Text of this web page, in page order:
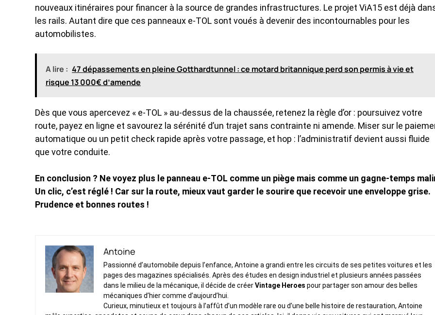
nouveaux itinéraires pour financer à la source de grandes infrastructures. Le projet ViA15 est déjà
les rails. Autant dire que ces panneaux e-TOL sont voués à devenir des incontournables pour les
automobilistes.
A lire : 47 dépassements en pleine Gotthardtunnel : ce motard britannique perd son permis à vie et
risque 13 000€ d’amende
Dès que vous apercevez « e-TOL » au-dessus de la chaussée, retenez la règle d’or : poursuivez votre
route, payez en ligne et savourez la sérénité d’un trajet sans contrainte ni amende. Miser sur le
automatique ou un petit check rapide après votre passage, et hop : l’administratif devient aussi fluide
que votre conduite.
En conclusion ? Ne voyez plus le panneau e-TOL comme un piège mais comme un gagne-temps
Un clic, c’est réglé ! Car sur la route, mieux vaut garder le sourire que recevoir une enveloppe grise.
Prudence et bonnes routes !
Antoine
Passionné d’automobile depuis l’enfance, Antoine a grandi entre les circuits de ses petites voitures et les
pages des magazines spécialisés. Après des études en design industriel et plusieurs années passées
dans le milieu de la mécanique, il décide de créerVintage Heroes pour partager son amour des belles
mécaniques d’hier comme d’aujourd’hui.
Curieux, minutieux et toujours à l’affût d’un modèle rare ou d’une belle histoire de restauration, Antoine